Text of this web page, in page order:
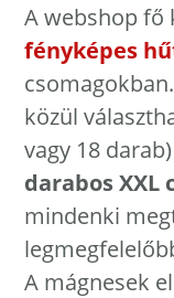
A webshop fő
fényképes
közül
vagy 18
darabos XXL
mindenki
A mágnesek